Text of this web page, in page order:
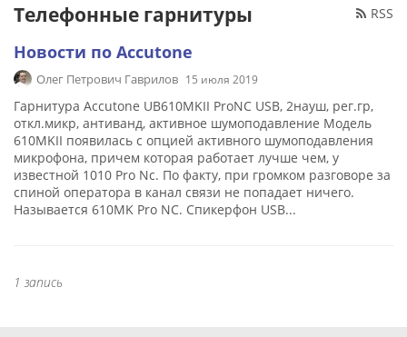
RSS
Телефонные гарнитуры
Новости по Accutone
Олег Петрович Гаврилов 15 июля 2019
Гарнитура Accutone UB610MKII ProNC USB, 2науш, рег.гр,
откл.микр, антиванд, активное шумоподавление Модель
610MKII появилась с опцией активного шумоподавления
микрофона, причем которая работает лучше чем, у
известной 1010 Pro Nc. По факту, при громком разговоре за
спиной оператора в канал связи не попадает ничего.
Называется 610MK Pro NC. Спикерфон USB...
1 запись